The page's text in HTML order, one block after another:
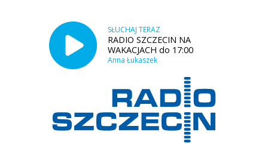
SŁUCHAJ TERAZ
RADIO SZCZECIN NA
WAKACJACH do 17:00
Anna Łukaszek